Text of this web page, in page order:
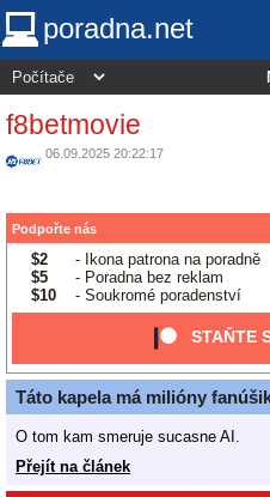
poradna.net
f8betmovie
06.09.2025 20:22:17
Podpořte nás
$2
- Ikona patrona na poradně
$5
- Poradna bez reklam
$10
- Soukromé poradenství
STAŇTE
Táto kapela má milióny
O tom kam smeruje sucasne AI.
Přejít na článek